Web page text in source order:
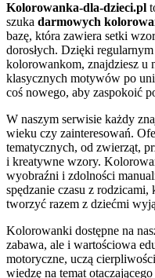
Kolorowanka-dla-dzieci.pl
szuka darmowych
bazę, która zawiera setki
dorosłych. Dzięki
kolorowankom, znajdziesz u
klasycznych motywów po
coś nowego, aby zaspokoić
W naszym serwisie każdy
wieku czy zainteresowań.
tematycznych, od zwierząt,
i kreatywne wzory.
wyobraźni i zdolności
spędzanie czasu z
tworzyć razem z dziećmi
Kolorowanki dostępne na
zabawa, ale i wartościowa
motoryczne, uczą
wiedzę na temat